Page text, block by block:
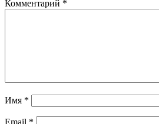
Комментарий *
Имя *